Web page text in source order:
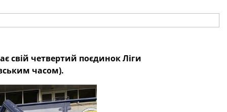
свій четвертий поєдинок Ліги
часом).